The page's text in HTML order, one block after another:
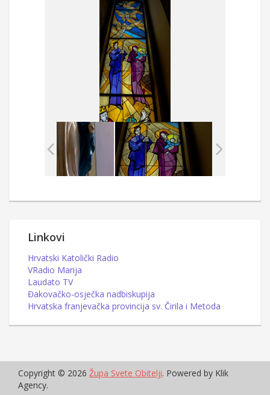
Linkovi
Hrvatski Katolički Radio
VRadio Marija
Laudato TV
Đakovačko-osječka nadbiskupija
Hrvatska franjevačka provincija sv. Čirila i Metoda
Copyright © 2026 Župa Svete Obitelji. Powered by Klik
Agency.